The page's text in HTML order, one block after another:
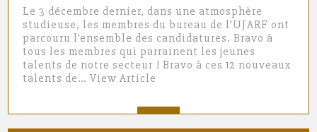
Le 3 décembre dernier, dans une atmosphère
studieuse, les membres du bureau de l’UJARF ont
parcouru l’ensemble des candidatures. Bravo à
tous les membres qui parrainent les jeunes
talents de notre secteur ! Bravo à ces 12 nouveaux
talents de…View Article